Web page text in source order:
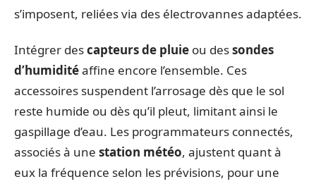
s’imposent, reliées via des électrovannes adaptées.
Intégrer descapteurs de pluie ou dessondes
d’humiditéaffine encore l’ensemble. Ces
accessoires suspendent l’arrosage dès que le sol
reste humide ou dès qu’il pleut, limitant ainsi le
gaspillage d’eau. Les programmateurs connectés,
associés à une station météo, ajustent quant à
eux la fréquence selon les prévisions, pour une